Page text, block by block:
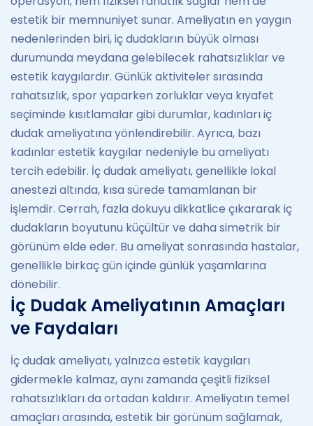
estetik bir memnuniyet sunar. Ameliyatın en yaygın
nedenlerinden biri, iç dudakların büyük olması
durumunda meydana gelebilecek rahatsızlıklar ve
estetik kaygılardır. Günlük aktiviteler sırasında
rahatsızlık, spor yaparken zorluklar veya kıyafet
seçiminde kısıtlamalar gibi durumlar, kadınları iç
dudak ameliyatına yönlendirebilir. Ayrıca, bazı
kadınlar estetik kaygılar nedeniyle bu ameliyatı
tercih edebilir. İç dudak ameliyatı, genellikle lokal
anestezi altında, kısa sürede tamamlanan bir
işlemdir. Cerrah, fazla dokuyu dikkatlice çıkararak iç
dudakların boyutunu küçültür ve daha simetrik bir
görünüm elde eder. Bu ameliyat sonrasında hastalar,
genellikle birkaç gün içinde günlük yaşamlarına
dönebilir.
İç Dudak Ameliyatının Amaçları
ve Faydaları
İç dudak ameliyatı, yalnızca estetik kaygıları
gidermekle kalmaz, aynı zamanda çeşitli fiziksel
rahatsızlıkları da ortadan kaldırır. Ameliyatın temel
amaçları arasında, estetik bir görünüm sağlamak,